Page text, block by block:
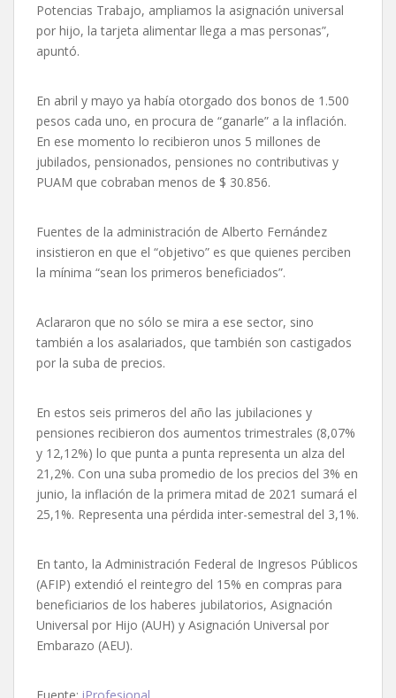
Potencias Trabajo, ampliamos la asignación universal
por hijo, la tarjeta alimentar llega a mas personas”,
apuntó.
En abril y mayo ya había otorgado dos bonos de 1.500
pesos cada uno, en procura de “ganarle” a la inflación.
En ese momento lo recibieron unos 5 millones de
jubilados, pensionados, pensiones no contributivas y
PUAM que cobraban menos de $ 30.856.
Fuentes de la administración de Alberto Fernández
insistieron en que el “objetivo” es que quienes perciben
la mínima “sean los primeros beneficiados”.
Aclararon que no sólo se mira a ese sector, sino
también a los asalariados, que también son castigados
por la suba de precios.
En estos seis primeros del año las jubilaciones y
pensiones recibieron dos aumentos trimestrales (8,07%
y 12,12%) lo que punta a punta representa un alza del
21,2%. Con una suba promedio de los precios del 3% en
junio, la inflación de la primera mitad de 2021 sumará el
25,1%. Representa una pérdida inter-semestral del 3,1%.
En tanto, la Administración Federal de Ingresos Públicos
(AFIP) extendió el reintegro del 15% en compras para
beneficiarios de los haberes jubilatorios, Asignación
Universal por Hijo (AUH) y Asignación Universal por
Embarazo (AEU).